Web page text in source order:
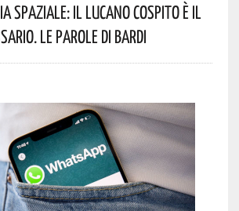
Spaziale: Il Lucano Cospito È Il
Le Parole Di Bardi